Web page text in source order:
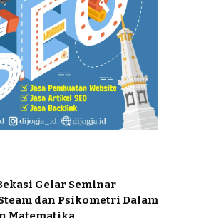
Gelar Seminar
dan Psikometri Dalam